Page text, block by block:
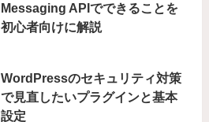
Messaging APIでできることを
初心者向けに解説
WordPressのセキュリティ対策
で見直したいプラグインと基本
設定